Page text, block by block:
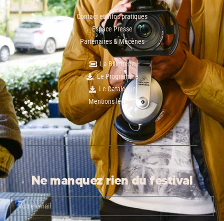
Contact et infos pratiques
Espace Presse
Partenaires & Mécènes
La Billetterie
Le Programme
Le Catalogue
Mentions légales
Ne manquez rien du festival